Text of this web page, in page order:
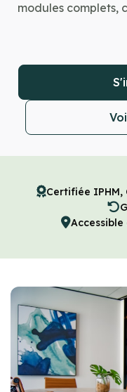
modules complets,
Certifiée IPHM,